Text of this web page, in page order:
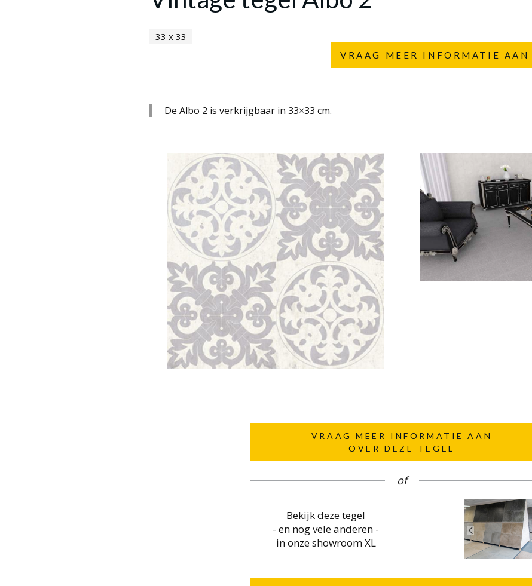
VRAAG MEER INFORMATIE AAN
33 x 33
De Albo 2 is verkrijgbaar in 33×33 cm.
VRAAG MEER INFORMATIE AAN
OVER DEZE TEGEL
of
Bekijk deze tegel
- en nog vele anderen -
in onze showroom XL